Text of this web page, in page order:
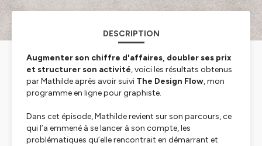
DESCRIPTION
Augmenter son chiffre d'affaires, doubler ses prix
et structurer son activité, voici les résultats obtenus
par Mathilde après avoir suivi The Design Flow, mon
programme en ligne pour graphiste.
Dans cet épisode, Mathilde revient sur son parcours, ce
qui l’a emmené à se lancer à son compte, les
problématiques qu’elle rencontrait en démarrant et